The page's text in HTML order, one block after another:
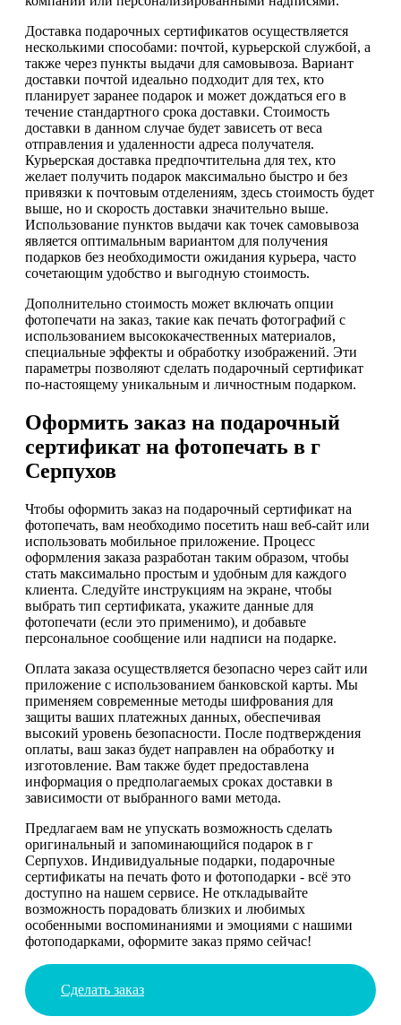
Доставка подарочных сертификатов осуществляется
несколькими способами: почтой, курьерской службой, а
также через пункты выдачи для самовывоза. Вариант
доставки почтой идеально подходит для тех, кто
планирует заранее подарок и может дождаться его в
течение стандартного срока доставки. Стоимость
доставки в данном случае будет зависеть от веса
отправления и удаленности адреса получателя.
Курьерская доставка предпочтительна для тех, кто
желает получить подарок максимально быстро и без
привязки к почтовым отделениям, здесь стоимость будет
выше, но и скорость доставки значительно выше.
Использование пунктов выдачи как точек самовывоза
является оптимальным вариантом для получения
подарков без необходимости ожидания курьера, часто
сочетающим удобство и выгодную стоимость.
Дополнительно стоимость может включать опции
фотопечати на заказ, такие как печать фотографий с
использованием высококачественных материалов,
специальные эффекты и обработку изображений. Эти
параметры позволяют сделать подарочный сертификат
по-настоящему уникальным и личностным подарком.
Оформить заказ на подарочный
сертификат на фотопечать в г
Серпухов
Чтобы оформить заказ на подарочный сертификат на
фотопечать, вам необходимо посетить наш веб-сайт или
использовать мобильное приложение. Процесс
оформления заказа разработан таким образом, чтобы
стать максимально простым и удобным для каждого
клиента. Следуйте инструкциям на экране, чтобы
выбрать тип сертификата, укажите данные для
фотопечати (если это применимо), и добавьте
персональное сообщение или надписи на подарке.
Оплата заказа осуществляется безопасно через сайт или
приложение с использованием банковской карты. Мы
применяем современные методы шифрования для
защиты ваших платежных данных, обеспечивая
высокий уровень безопасности. После подтверждения
оплаты, ваш заказ будет направлен на обработку и
изготовление. Вам также будет предоставлена
информация о предполагаемых сроках доставки в
зависимости от выбранного вами метода.
Предлагаем вам не упускать возможность сделать
оригинальный и запоминающийся подарок в г
Серпухов. Индивидуальные подарки, подарочные
сертификаты на печать фото и фотоподарки - всё это
доступно на нашем сервисе. Не откладывайте
возможность порадовать близких и любимых
особенными воспоминаниями и эмоциями с нашими
фотоподарками, оформите заказ прямо сейчас!
Сделать заказ